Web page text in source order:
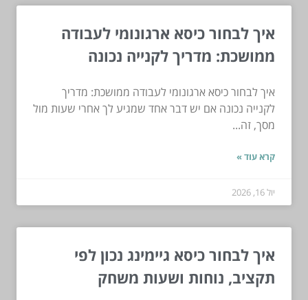
איך לבחור כיסא ארגונומי לעבודה
ממושכת: מדריך לקנייה נכונה
איך לבחור כיסא ארגונומי לעבודה ממושכת: מדריך
לקנייה נכונה אם יש דבר אחד שמגיע לך אחרי שעות מול
מסך, זה...
קרא עוד »
יול 16, 2026
איך לבחור כיסא גיימינג נכון לפי
תקציב, נוחות ושעות משחק